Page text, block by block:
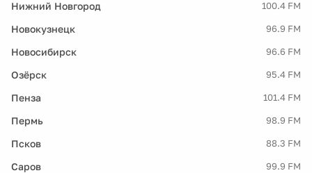
Нижний Новгород 100.4 FM
Новокузнецк 96.9 FM
Новосибирск 96.6 FM
Озёрск 95.4 FM
Пенза 101.4 FM
Пермь 98.9 FM
Псков 88.3 FM
Саров 99.9 FM